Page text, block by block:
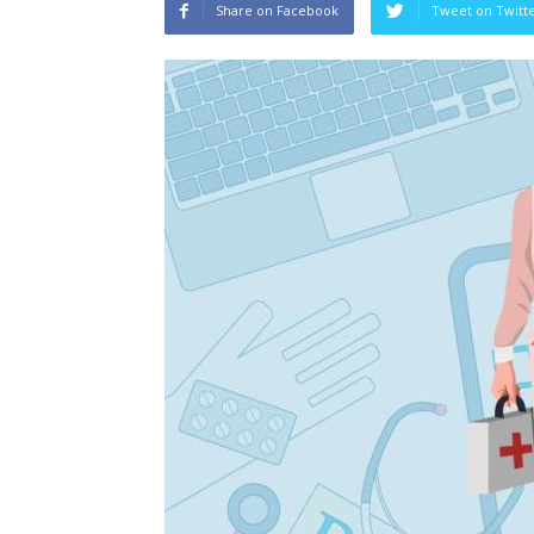
Share on Facebook Tweet on